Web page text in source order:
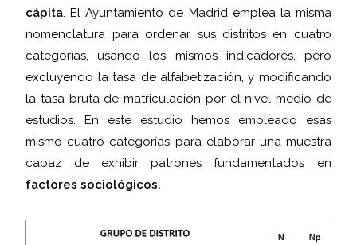
cápita. El Ayuntamiento de Madrid emplea la misma
nomenclatura para ordenar sus distritos en cuatro
categorías, usando los mismos indicadores, pero
excluyendo la tasa de alfabetización, y modificando
la tasa bruta de matriculación por el nivel medio de
estudios. En este estudio hemos empleado esas
mismo cuatro categorías para elaborar una muestra
capaz de exhibir patrones fundamentados en
factores sociológicos.